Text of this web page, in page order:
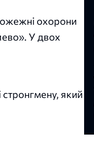
охорони
У двох
стронгмену, який